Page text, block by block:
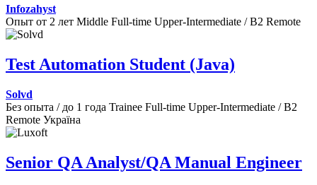
Infozahyst
Опыт от 2 лет Middle Full-time Upper-Intermediate / B2 Remote
Test Automation Student (Java)
Solvd
Без опыта / до 1 года Trainee Full-time Upper-Intermediate / B2
Remote Україна
Senior QA Analyst/QA Manual Engineer